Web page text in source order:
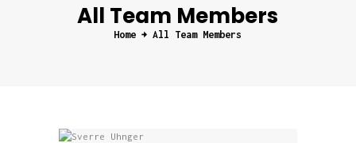
All Team Members
Home All Team Members
Services
Projects